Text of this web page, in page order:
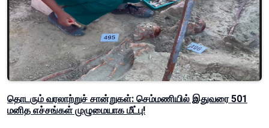
தொடரும் வரலாற்றுச் சான்றுகள்: செம்மணியில் இதுவரை 501
மனித எச்சங்கள் முழுமையாக மீட்பு!